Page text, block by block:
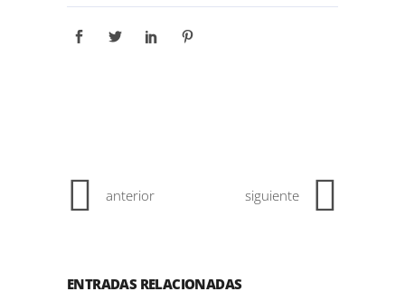
anterior siguiente
ENTRADAS RELACIONADAS